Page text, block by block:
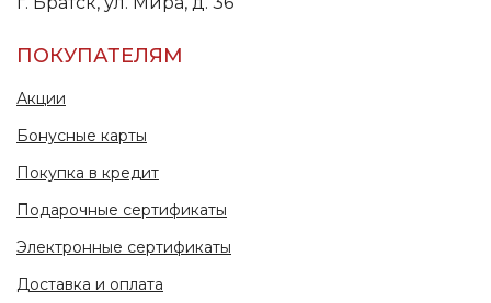
ПОКУПАТЕЛЯМ
Акции
Бонусные карты
Покупка в кредит
Подарочные сертификаты
Электронные сертификаты
Доставка и оплата